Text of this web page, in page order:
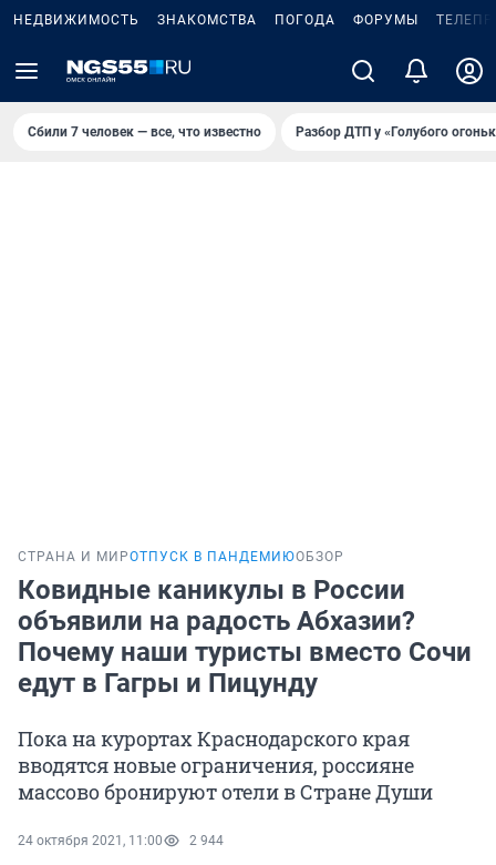
НЕДВИЖИМОСТЬ ЗНАКОМСТВА ПОГОДА ФОРУМЫ
Сбили 7 человек — все, что известно Разбор ДТП у «Голубого
СТРАНА И МИРОТПУСК В ПАНДЕМИЮОБЗОР
Ковидные каникулы в России
объявили на радость Абхазии?
Почему наши туристы вместо Сочи
едут в Гагры и Пицунду
Пока на курортах Краснодарского края
вводятся новые ограничения, россияне
массово бронируют отели в Стране Души
24 октября 2021, 11:00 2 944